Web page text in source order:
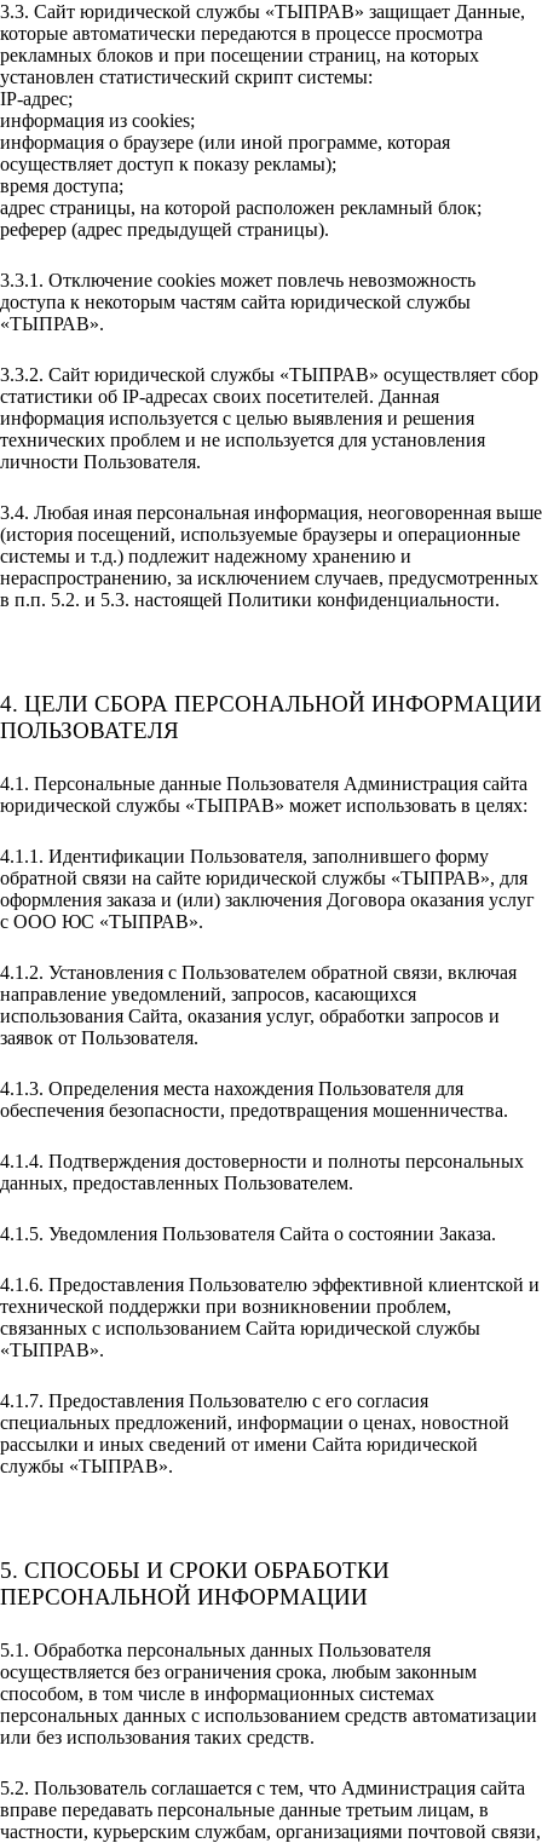
3.3. Сайт юридической службы «ТЫПРАВ» защищает Данные,
которые автоматически передаются в процессе просмотра
рекламных блоков и при посещении страниц, на которых
установлен статистический скрипт системы:
IP-адрес;
информация из cookies;
информация о браузере (или иной программе, которая
осуществляет доступ к показу рекламы);
время доступа;
адрес страницы, на которой расположен рекламный блок;
реферер (адрес предыдущей страницы).
3.3.1. Отключение cookies может повлечь невозможность
доступа к некоторым частям сайта юридической службы
«ТЫПРАВ».
3.3.2. Сайт юридической службы «ТЫПРАВ» осуществляет сбор
статистики об IP-адресах своих посетителей. Данная
информация используется с целью выявления и решения
технических проблем и не используется для установления
личности Пользователя.
3.4. Любая иная персональная информация, неоговоренная выше
(история посещений, используемые браузеры и операционные
системы и т.д.) подлежит надежному хранению и
нераспространению, за исключением случаев, предусмотренных
в п.п. 5.2. и 5.3. настоящей Политики конфиденциальности.
4. ЦЕЛИ СБОРА ПЕРСОНАЛЬНОЙ ИНФОРМАЦИИ
ПОЛЬЗОВАТЕЛЯ
4.1. Персональные данные Пользователя Администрация сайта
юридической службы «ТЫПРАВ» может использовать в целях:
4.1.1. Идентификации Пользователя, заполнившего форму
обратной связи на сайте юридической службы «ТЫПРАВ», для
оформления заказа и (или) заключения Договора оказания услуг
с ООО ЮС «ТЫПРАВ».
4.1.2. Установления с Пользователем обратной связи, включая
направление уведомлений, запросов, касающихся
использования Сайта, оказания услуг, обработки запросов и
заявок от Пользователя.
4.1.3. Определения места нахождения Пользователя для
обеспечения безопасности, предотвращения мошенничества.
4.1.4. Подтверждения достоверности и полноты персональных
данных, предоставленных Пользователем.
4.1.5. Уведомления Пользователя Сайта о состоянии Заказа.
4.1.6. Предоставления Пользователю эффективной клиентской и
технической поддержки при возникновении проблем,
связанных с использованием Сайта юридической службы
«ТЫПРАВ».
4.1.7. Предоставления Пользователю с его согласия
специальных предложений, информации о ценах, новостной
рассылки и иных сведений от имени Сайта юридической
службы «ТЫПРАВ».
5. СПОСОБЫ И СРОКИ ОБРАБОТКИ
ПЕРСОНАЛЬНОЙ ИНФОРМАЦИИ
5.1. Обработка персональных данных Пользователя
осуществляется без ограничения срока, любым законным
способом, в том числе в информационных системах
персональных данных с использованием средств автоматизации
или без использования таких средств.
5.2. Пользователь соглашается с тем, что Администрация сайта
вправе передавать персональные данные третьим лицам, в
частности, курьерским службам, организациями почтовой связи,